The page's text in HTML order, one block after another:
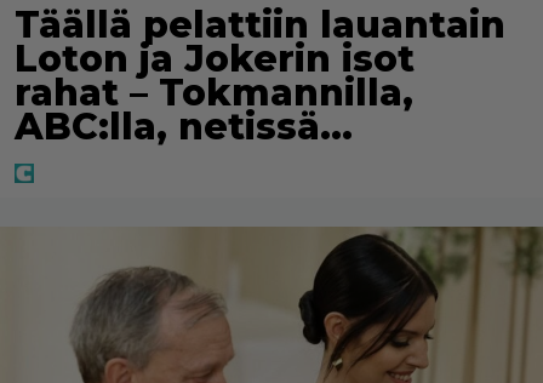
Täällä pelattiin lauantain
Loton ja Jokerin isot
rahat – Tokmannilla,
ABC:lla, netissä…